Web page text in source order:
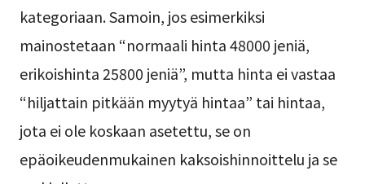
kategoriaan. Samoin, jos esimerkiksi
mainostetaan “normaali hinta 48000 jeniä,
erikoishinta 25800 jeniä”, mutta hinta ei vastaa
“hiljattain pitkään myytyä hintaa” tai hintaa,
jota ei ole koskaan asetettu, se on
epäoikeudenmukainen kaksoishinnoittelu ja se